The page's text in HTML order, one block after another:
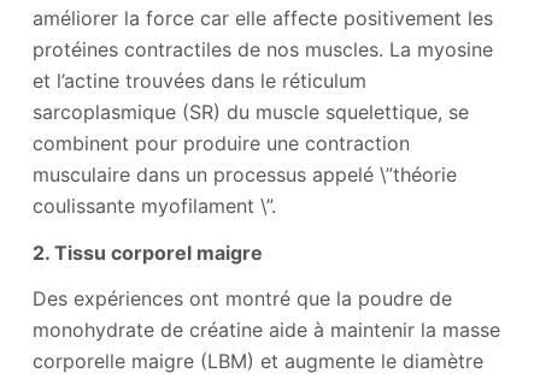
améliorer la force car elle affecte positivement les
protéines contractiles de nos muscles. La myosine
et l’actine trouvées dans le réticulum
sarcoplasmique (SR) du muscle squelettique, se
combinent pour produire une contraction
musculaire dans un processus appelé \”théorie
coulissante myofilament \”.
2. Tissu corporel maigre
Des expériences ont montré que la poudre de
monohydrate de créatine aide à maintenir la masse
corporelle maigre (LBM) et augmente le diamètre